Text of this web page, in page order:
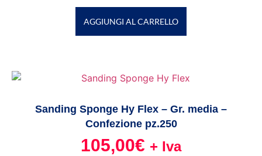
AGGIUNGI AL CARRELLO
Sanding Sponge Hy Flex – Gr. media –
Confezione pz.250
105,00€ + Iva